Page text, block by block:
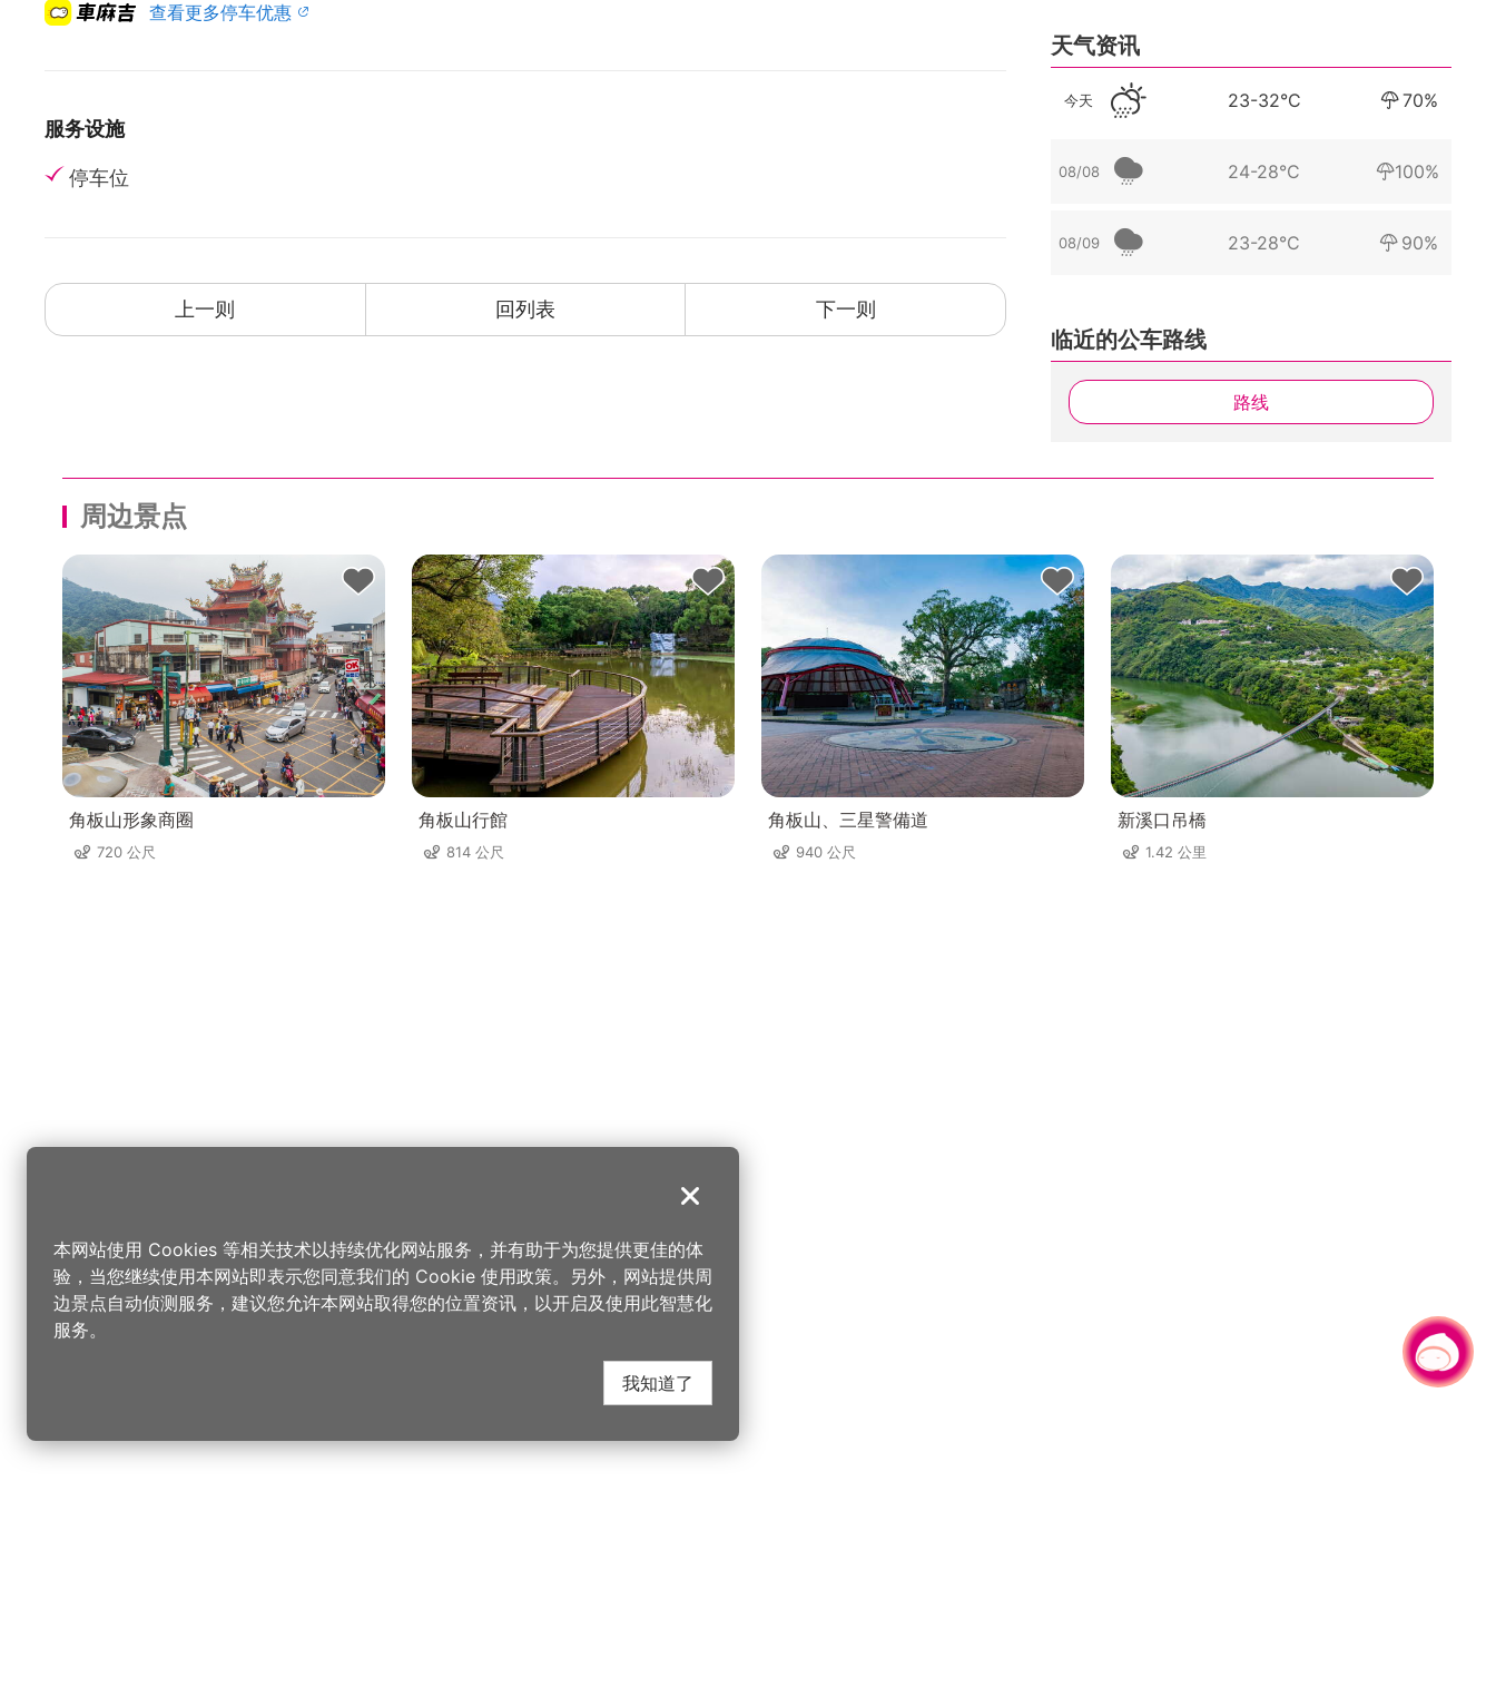
查看更多停车优惠
服务设施
停车位
上一则 回列表 下一则
天气资讯
今天 23-32°C 70%
08/08 24-28°C 100%
08/09 23-28°C 90%
临近的公车路线
路线
周边景点
角板山形象商圈
720 公尺
角板山行館
814 公尺
角板山、三星警備道
940 公尺
新溪口吊橋
1.42 公里
关闭
本网站使用 Cookies 等相关技术以持续优化网站服务，并有助于为您提供更佳的体
验，当您继续使用本网站即表示您同意我们的 Cookie 使用政策。另外，网站提供周
边景点自动侦测服务，建议您允许本网站取得您的位置资讯，以开启及使用此智慧化
服务。
我知道了